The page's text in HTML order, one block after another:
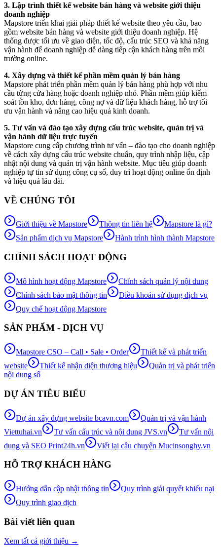
3. Lập trình thiết kế website bán hàng và website giới thiệu
doanh nghiệp
Mapstore triển khai giải pháp thiết kế website theo yêu cầu, bao
gồm website bán hàng và website giới thiệu doanh nghiệp. Hệ
thống được tối ưu về giao diện, tốc độ, cấu trúc SEO và khả năng
vận hành để doanh nghiệp dễ dàng tiếp cận khách hàng trên môi
trường online.
4. Xây dựng và thiết kế phần mềm quản lý bán hàng
Mapstore phát triển phần mềm quản lý bán hàng phù hợp với nhu
cầu từng cửa hàng hoặc doanh nghiệp nhỏ. Phần mềm giúp kiểm
soát tồn kho, đơn hàng, công nợ và dữ liệu khách hàng, hỗ trợ tối
ưu vận hành và nâng cao hiệu quả kinh doanh.
5. Tư vấn và đào tạo xây dựng cấu trúc website, quản trị và
vận hành dữ liệu trực tuyến
Mapstore cung cấp chương trình tư vấn – đào tạo cho doanh nghiệp
về cách xây dựng cấu trúc website chuẩn, quy trình nhập liệu, cập
nhật nội dung và quản trị vận hành website. Mục tiêu giúp doanh
nghiệp tự tin sử dụng công cụ số, duy trì hoạt động online ổn định
và hiệu quả lâu dài.
VỀ CHÚNG TÔI
Giới thiệu về Mapstore Thông tin liên hệ
Mapstore là gì?
Sản phẩm dịch vụ Mapstore
Hành trình hình thành Mapstore
CHÍNH SÁCH HOẠT ĐỘNG
Mô hình hoạt động Mapstore
Chính sách quản lý nội dung
Chính sách bảo mật thông tin
Điều khoản sử dụng dịch vụ
Quy chế hoạt động Mapstore
SẢN PHẨM - DỊCH VỤ
Mapstore CSO – Call • Sale • Order
Thiết kế và phát triển
website
Thiết kế nhận diện thương hiệu
Quản trị và phát triển
nội dung số
DỰ ÁN TIÊU BIỂU
Dự án xây dựng website bcavn.com
Quản trị và vận hành
Viettuhai.vn
Tư vấn cấu trúc và nội dung JVS.vn
Tư vấn nội
dung và SEO Print24h.vn
Viết lại câu chuyện Mucinsonghy.vn
HỖ TRỢ KHÁCH HÀNG
Hướng dẫn cập nhật thông tin
Quy trình giải quyết khiếu nại
Quy trình giao dịch
Bài viết liên quan
Xem tất cả giới thiệu →